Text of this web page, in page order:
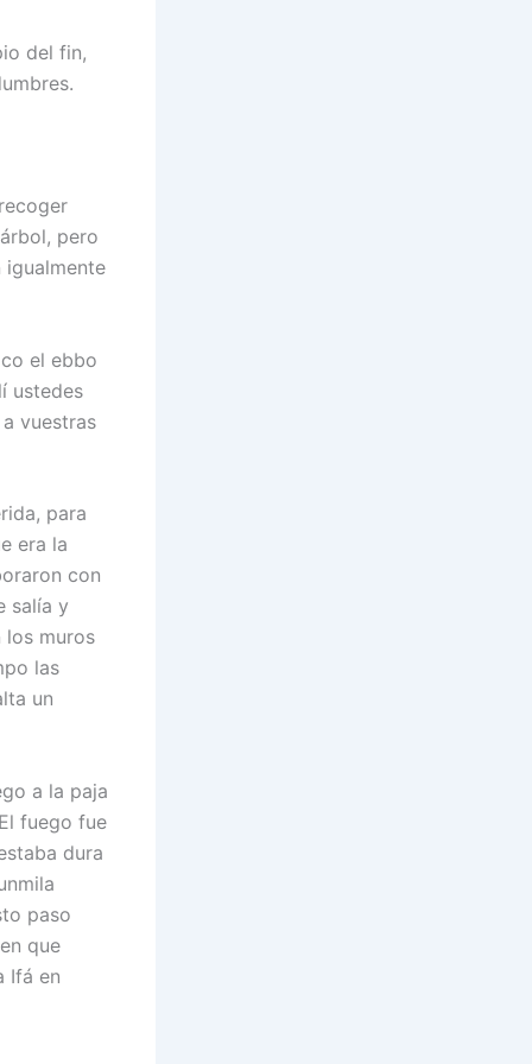
del fin,
pero
igualmente
el ebbo
ustedes
vuestras
para
era la
con
salía y
los muros
las
un
a la paja
fuego fue
dura
paso
que
Ifá en